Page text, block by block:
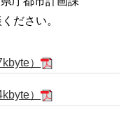
ださい。
）
）